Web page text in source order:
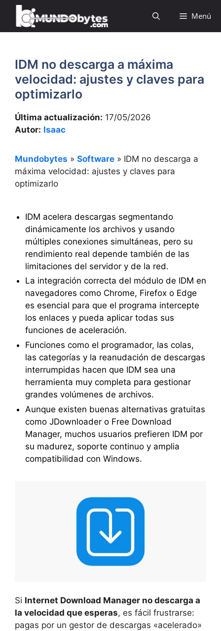
Saltar
contenido
Menú
IDM no descarga a máxima
velocidad: ajustes y claves para
optimizarlo
Última actualización: 17/05/2026
Autor: Isaac
Mundobytes » Software » IDM no descarga a
máxima velocidad: ajustes y claves para
optimizarlo
IDM acelera descargas segmentando
dinámicamente los archivos y usando
múltiples conexiones simultáneas, pero su
rendimiento real depende también de las
limitaciones del servidor y de la red.
La integración correcta del módulo de IDM en
navegadores como Chrome, Firefox o Edge
es esencial para que el programa intercepte
los enlaces y pueda aplicar todas sus
funciones de aceleración.
Funciones como el programador, las colas,
las categorías y la reanudación de descargas
interrumpidas hacen que IDM sea una
herramienta muy completa para gestionar
grandes volúmenes de archivos.
Aunque existen buenas alternativas gratuitas
como JDownloader o Free Download
Manager, muchos usuarios prefieren IDM por
su madurez, soporte continuo y amplia
compatibilidad con Windows.
Si Internet Download Manager no descarga a
la velocidad que esperas, es fácil frustrarse:
pagas por un gestor de descargas «acelerado»